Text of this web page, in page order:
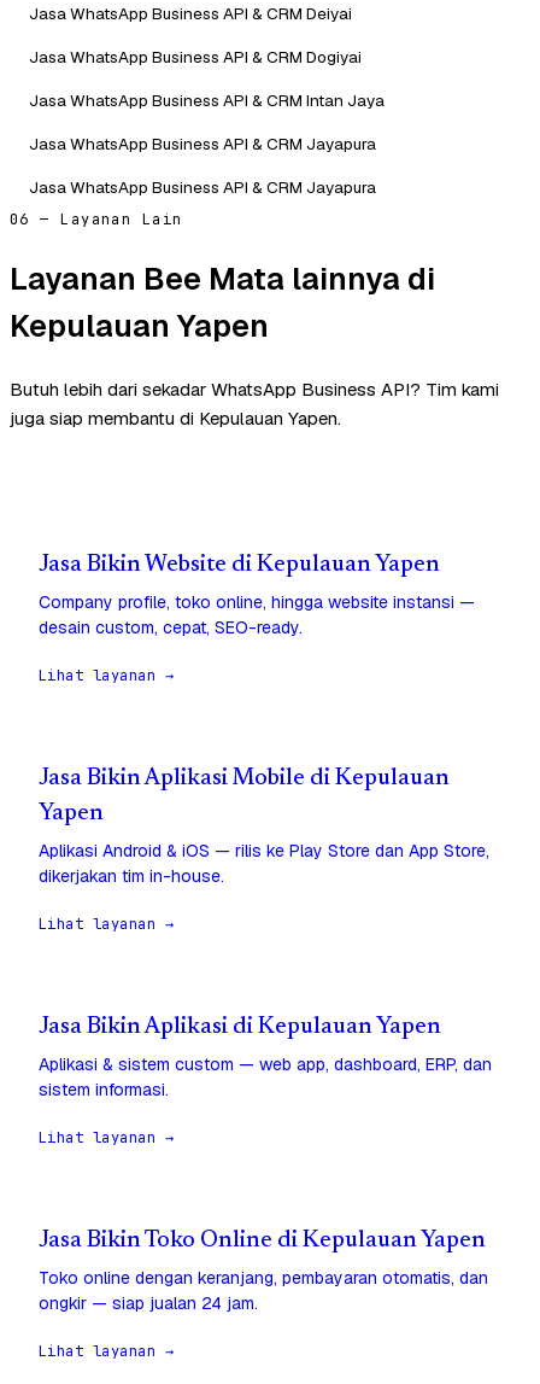
Jasa WhatsApp Business API & CRM Deiyai
Jasa WhatsApp Business API & CRM Dogiyai
Jasa WhatsApp Business API & CRM Intan Jaya
Jasa WhatsApp Business API & CRM Jayapura
Jasa WhatsApp Business API & CRM Jayapura
06 — Layanan Lain
Layanan Bee Mata lainnya di
Kepulauan Yapen
Butuh lebih dari sekadar WhatsApp Business API? Tim kami
juga siap membantu di Kepulauan Yapen.
Jasa Bikin Website di Kepulauan Yapen
Company profile, toko online, hingga website instansi —
desain custom, cepat, SEO-ready.
Lihat layanan →
Jasa Bikin Aplikasi Mobile di Kepulauan
Yapen
Aplikasi Android & iOS — rilis ke Play Store dan App Store,
dikerjakan tim in-house.
Lihat layanan →
Jasa Bikin Aplikasi di Kepulauan Yapen
Aplikasi & sistem custom — web app, dashboard, ERP, dan
sistem informasi.
Lihat layanan →
Jasa Bikin Toko Online di Kepulauan Yapen
Toko online dengan keranjang, pembayaran otomatis, dan
ongkir — siap jualan 24 jam.
Lihat layanan →